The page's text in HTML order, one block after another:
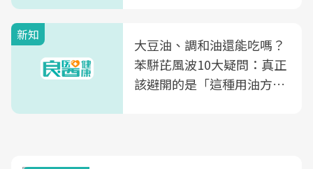
新知
大豆油、調和油還能吃嗎？
苯駢芘風波10大疑問：真正
該避開的是「這種用油方